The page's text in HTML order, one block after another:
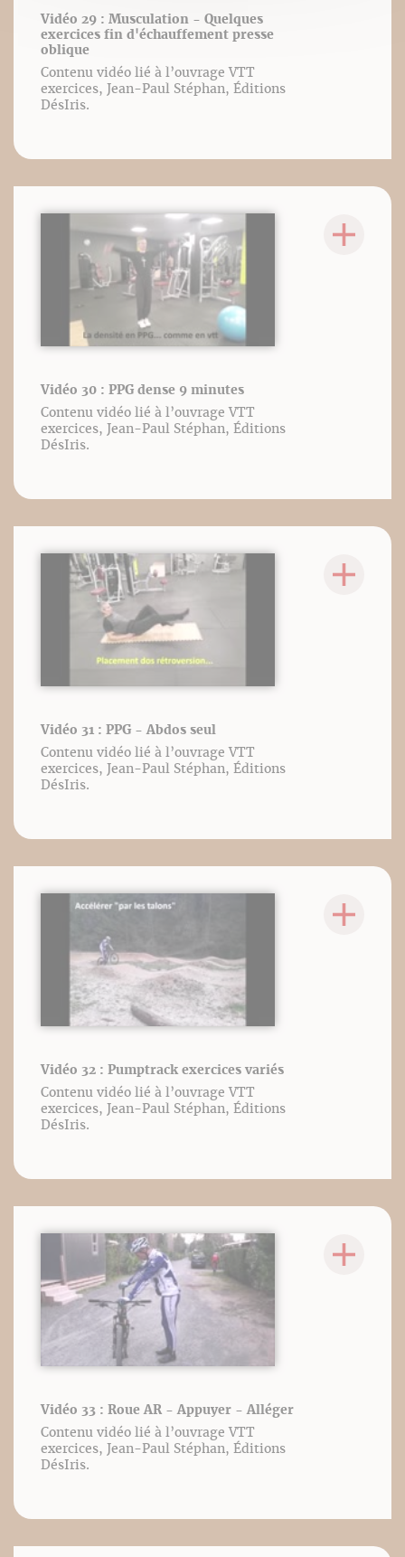
Vidéo 29 : Musculation - Quelques
exercices fin d'échauffement presse
oblique
Contenu vidéo lié à l’ouvrage VTT
exercices, Jean-Paul Stéphan, Éditions
DésIris.
Vidéo 30 : PPG dense 9 minutes
Contenu vidéo lié à l’ouvrage VTT
exercices, Jean-Paul Stéphan, Éditions
DésIris.
Vidéo 31 : PPG - Abdos seul
Contenu vidéo lié à l’ouvrage VTT
exercices, Jean-Paul Stéphan, Éditions
DésIris.
Vidéo 32 : Pumptrack exercices variés
Contenu vidéo lié à l’ouvrage VTT
exercices, Jean-Paul Stéphan, Éditions
DésIris.
Vidéo 33 : Roue AR - Appuyer - Alléger
Contenu vidéo lié à l’ouvrage VTT
exercices, Jean-Paul Stéphan, Éditions
DésIris.